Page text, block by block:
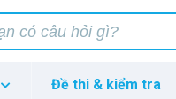
Đề thi & kiểm tra